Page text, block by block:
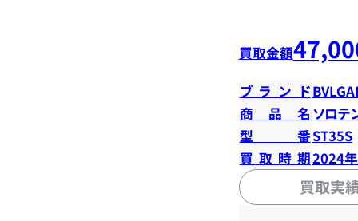
買取金額
ブランド
商品名 ソロテ
型番ST35S
買取時期2024
買取実